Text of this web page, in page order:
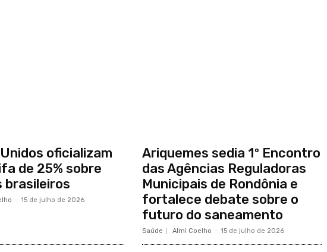
oficializam
de 25% sobre
brasileiros
- 15 de julho de 2026
Ariquemes sedia 1º Encontro
das Agências Reguladoras
Municipais de Rondônia e
fortalece debate sobre o
futuro do saneamento
Saúde Almi Coelho - 15 de julho de 2026